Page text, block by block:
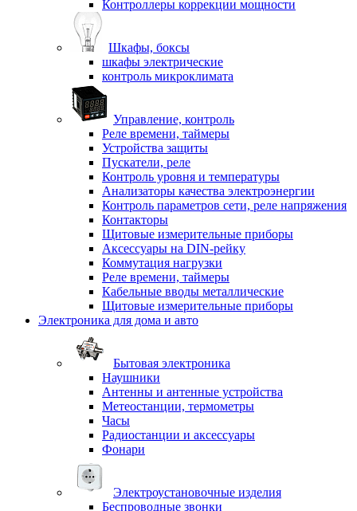
Контроллеры коррекции мощности
Шкафы, боксы
шкафы электрические
контроль микроклимата
Управление, контроль
Реле времени, таймеры
Устройства защиты
Пускатели, реле
Контроль уровня и температуры
Анализаторы качества электроэнергии
Контроль параметров сети, реле напряжения
Контакторы
Щитовые измерительные приборы
Аксессуары на DIN-рейку
Коммутация нагрузки
Реле времени, таймеры
Кабельные вводы металлические
Щитовые измерительные приборы
Электроника для дома и авто
Бытовая электроника
Наушники
Антенны и антенные устройства
Метеостанции, термометры
Часы
Радиостанции и аксессуары
Фонари
Электроустановочные изделия
Беспроводные звонки